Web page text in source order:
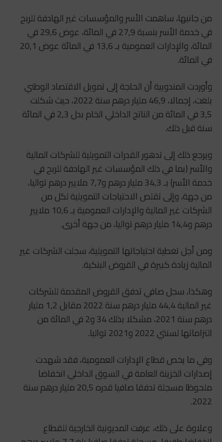
من جانبها، ساهمت الأسر والمؤسسات غير الهادفة للربح
في خدمة الأسر بنسبة 27,9 في المائة، عوض 29,6 في
المائة، والإدارات العمومية بـ 13,6 في المائة عوض 20,1
في المائة.
وأوردت المندوبية أن الحاجة إلى تمويل الاقتصاد الوطني
بلغت، إجمالا، 46,9 مليار درهم سنة 2022، حيث شكلت
3,5 في المائة من الناتج الداخلي الخام بدل 2,3 في المائة
سنة قبل ذلك.
ويرجع ذلك إلى تدهور القدرات التمويلية للشركات المالية
والأسر (بما في ذلك المؤسسات غير الهادفة للربح في
خدمة الأسر) بـ 34,3 مليار درهم و7,7 ملايير درهم تواليا،
من جهة، وإلى تقلص الاحتياجات التمويلية لكل من
الشركات غير المالية والإدارات العمومية بـ 10,6 ملايير
درهم و14,4 مليار درهم تواليا، من جهة أخرى.
ومن أجل تغطية احتياجاتها التمويلية، سجلت الشركات غير
المالية زيادة كبيرة في القروض البنكية.
وهكذا، سجل صافي تدفق القروض المقدمة للشركات
غير المالية 44,4 مليار درهم سنة 2022 مقابل 1,2 مليار
درهم سنة 2021، مشكلا بذلك 34 و2 في المائة من
التزاماتها لسنتي 2022 و2021 تواليا.
وفي ما يخص قطاع الإدارات العمومية، فقد شهدت
إصدارات الخزينة العامة في السوق الداخلي انخفاضا
ملحوظا مسجلة تدفقا صافيا قدره 20,5 مليار درهم سنة
2022.
وعلاوة على ذلك، عرفت المديونية الخارجية للقطاع